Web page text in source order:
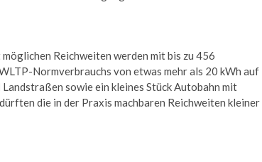
Reichweiten werden mit bis zu 456
Normverbrauchs von etwas mehr als 20 kWh auf
sowie ein kleines Stück Autobahn mit
die in der Praxis machbaren Reichweiten kleiner